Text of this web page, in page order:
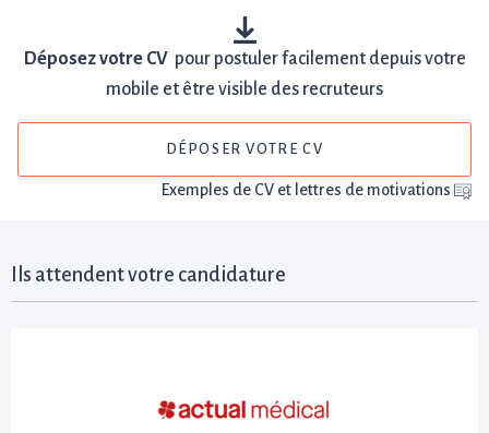
Déposez votre CVpour postuler facilement depuis votre
mobile et être visible des recruteurs
DÉPOSER VOTRE CV
Exemples de CV et lettres de motivations
Ils attendent votre candidature